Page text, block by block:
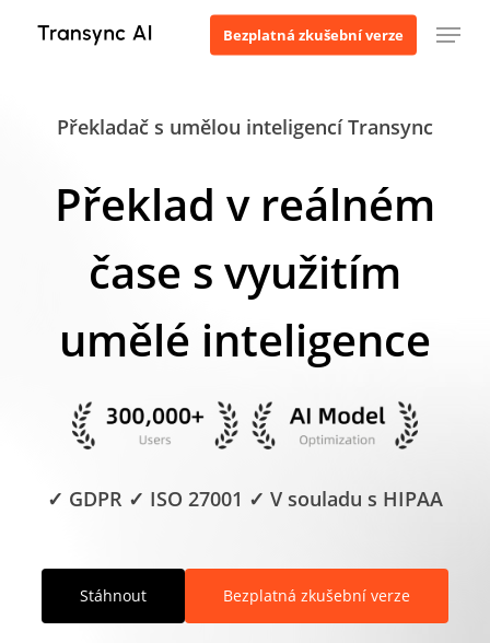
Bezplatná zkušební verze Menu
Překladač s umělou inteligencí Transync
Překlad v reálném
čase s využitím
umělé inteligence
✓ GDPR ✓ ISO 27001 ✓ V souladu s HIPAA
Stáhnout Bezplatná zkušební verze